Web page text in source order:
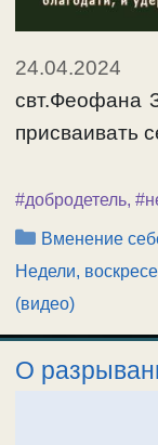
24.04.2024
свт.Феофана
присваивать
#добродетель,
Рубрики
Вменение
Недели,
(видео)
О